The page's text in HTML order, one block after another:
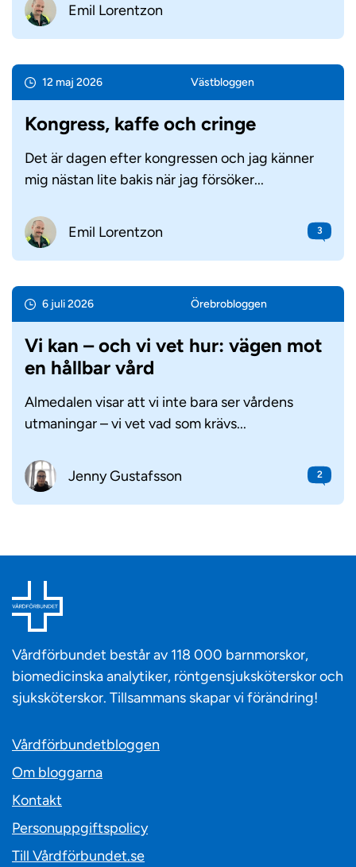
Emil Lorentzon
12 maj 2026 Väst­bloggen
Kongress, kaffe och cringe
Det är dagen efter kongressen och jag känner
mig nästan lite bakis när jag försöker...
Emil Lorentzon 3
6 juli 2026 Örebro­bloggen
Vi kan – och vi vet hur: vägen mot
en hållbar vård
Almedalen visar att vi inte bara ser vårdens
utmaningar – vi vet vad som krävs...
Jenny Gustafsson 2
Vårdförbundet består av 118 000 barnmorskor,
biomedicinska analytiker, röntgensjuksköterskor och
sjuksköterskor. Tillsammans skapar vi förändring!
Vårdförbundetbloggen
Om bloggarna
Kontakt
Personuppgiftspolicy
Till Vårdförbundet.se